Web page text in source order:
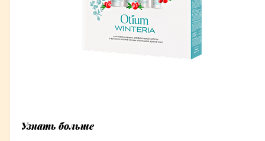
Узнать больше